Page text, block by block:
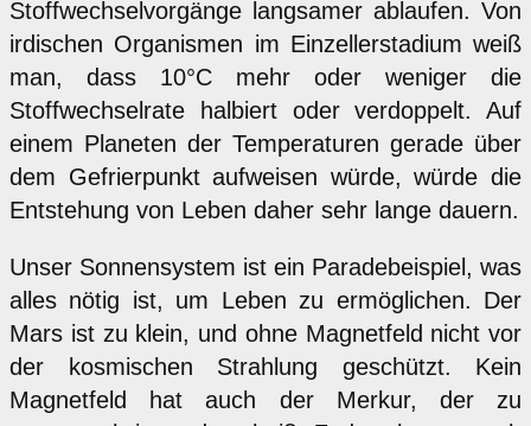
Stoffwechselvorgänge langsamer ablaufen. Von
irdischen Organismen im Einzellerstadium weiß
man, dass 10°C mehr oder weniger die
Stoffwechselrate halbiert oder verdoppelt. Auf
einem Planeten der Temperaturen gerade über
dem Gefrierpunkt aufweisen würde, würde die
Entstehung von Leben daher sehr lange dauern.
Unser Sonnensystem ist ein Paradebeispiel, was
alles nötig ist, um Leben zu ermöglichen. Der
Mars ist zu klein, und ohne Magnetfeld nicht vor
der kosmischen Strahlung geschützt. Kein
Magnetfeld hat auch der Merkur, der zu